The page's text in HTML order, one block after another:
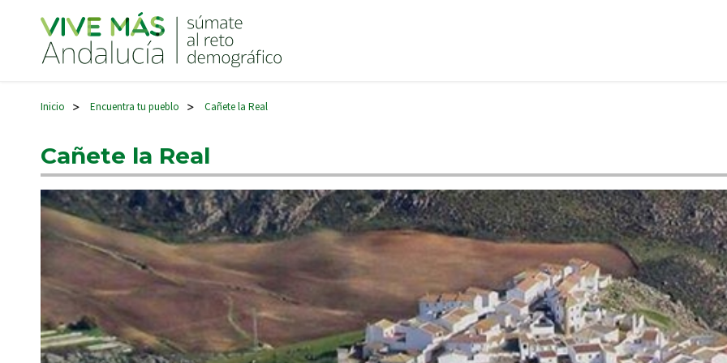
Navegación principal
Inicio > Encuentra tu pueblo > Cañete la Real
Cañete la Real